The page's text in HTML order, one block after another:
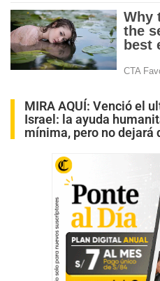
MIRA AQUÍ: Venció el
Israel: la ayuda
mínima, pero no dejará